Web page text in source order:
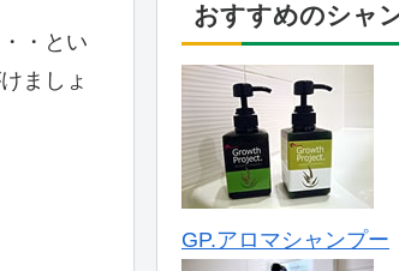
・とい
ましょ
おすすめのシャ
GP.アロマシャンプー